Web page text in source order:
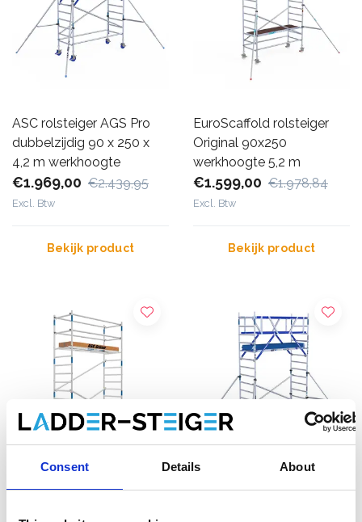
Consent Details About
ASC rolsteiger AGS Pro
dubbelzijdig 90 x 250 x
4,2 m werkhoogte
€1.969,00 €2.439,95
Excl. Btw
Bekijk product
EuroScaffold rolsteiger
Original 90x250
werkhoogte 5,2 m
€1.599,00 €1.978,84
Excl. Btw
Bekijk product
ASC Universele rolsteiger
ASC rolsteiger AGS Pro